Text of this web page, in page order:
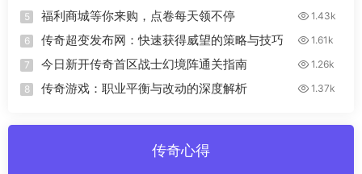
5 福利商城等你来购，点卷每天领不停 1.43k
6 传奇超变发布网：快速获得威望的策略与技巧 1.61k
7 今日新开传奇首区战士幻境阵通关指南 1.26k
8 传奇游戏：职业平衡与改动的深度解析 1.37k
传奇心得